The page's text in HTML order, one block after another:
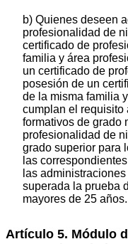
b) Quienes deseen
profesionalidad de
certificado de
familia y área
un certificado de
posesión de un
de la misma familia
cumplan el requisito
formativos de grado
profesionalidad de
grado superior para
las
las
superada la prueba
mayores de 25 años.
Artículo 5. Módulo